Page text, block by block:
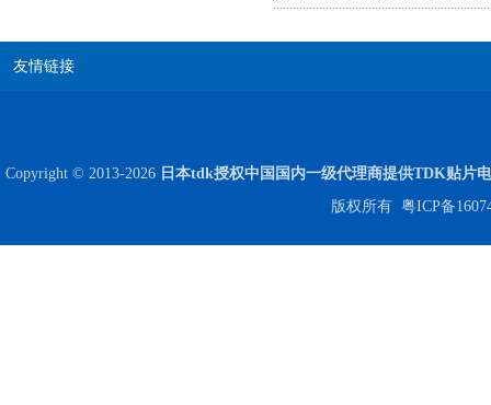
友情链接
Copyright © 2013-2026 日本tdk授权中国国内一级代理商提供TDK贴片
版权所有 粤ICP备